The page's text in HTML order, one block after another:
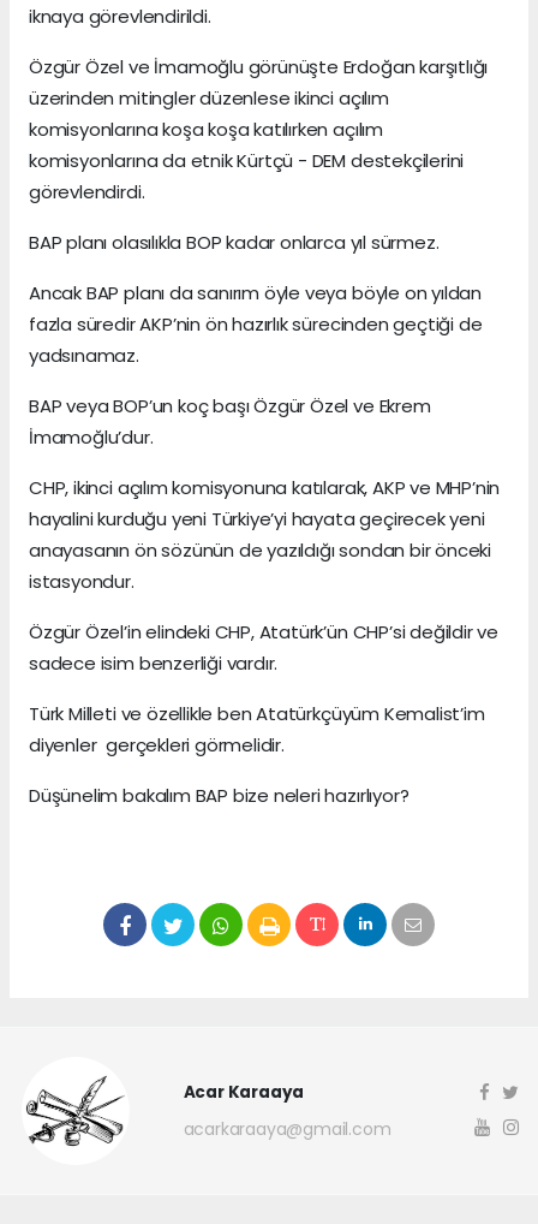
iknaya görevlendirildi.
Özgür Özel ve İmamoğlu görünüşte Erdoğan karşıtlığı
üzerinden mitingler düzenlese ikinci açılım
komisyonlarına koşa koşa katılırken açılım
komisyonlarına da etnik Kürtçü - DEM destekçilerini
görevlendirdi.
BAP planı olasılıkla BOP kadar onlarca yıl sürmez.
Ancak BAP planı da sanırım öyle veya böyle on yıldan
fazla süredir AKP’nin ön hazırlık sürecinden geçtiği de
yadsınamaz.
BAP veya BOP’un koç başı Özgür Özel ve Ekrem
İmamoğlu’dur.
CHP, ikinci açılım komisyonuna katılarak, AKP ve MHP’nin
hayalini kurduğu yeni Türkiye’yi hayata geçirecek yeni
anayasanın ön sözünün de yazıldığı sondan bir önceki
istasyondur.
Özgür Özel’in elindeki CHP, Atatürk’ün CHP’si değildir ve
sadece isim benzerliği vardır.
Türk Milleti ve özellikle ben Atatürkçüyüm Kemalist’im
diyenler gerçekleri görmelidir.
Düşünelim bakalım BAP bize neleri hazırlıyor?
Acar Karaaya
acarkaraaya@gmail.com